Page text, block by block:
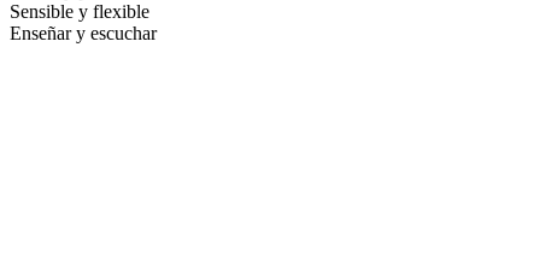
Sensible y flexible
Enseñar y escuchar